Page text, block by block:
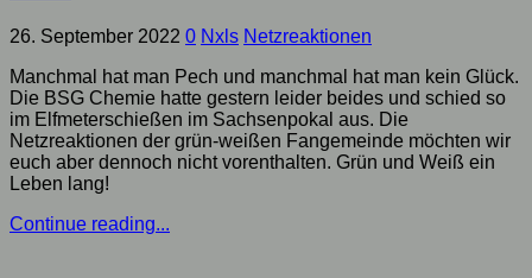
26. September 2022 0 Nxls Netzreaktionen
Manchmal hat man Pech und manchmal hat man kein Glück.
Die BSG Chemie hatte gestern leider beides und schied so
im Elfmeterschießen im Sachsenpokal aus. Die
Netzreaktionen der grün-weißen Fangemeinde möchten wir
euch aber dennoch nicht vorenthalten. Grün und Weiß ein
Leben lang!
Continue reading...